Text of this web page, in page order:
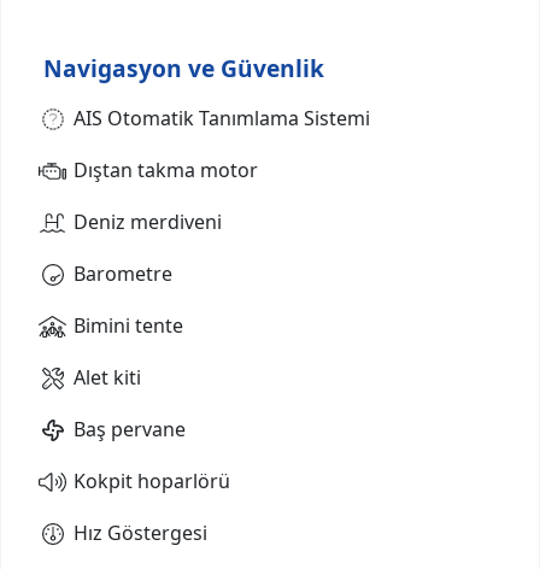
Navigasyon ve Güvenlik
AIS Otomatik Tanımlama Sistemi
Dıştan takma motor
Deniz merdiveni
Barometre
Bimini tente
Alet kiti
Baş pervane
Kokpit hoparlörü
Hız Göstergesi